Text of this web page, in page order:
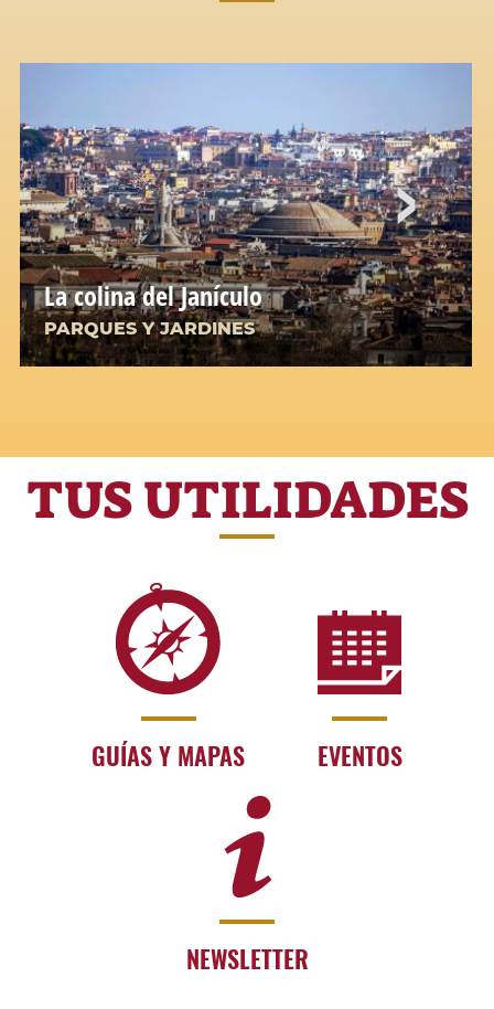
La colina del Janículo
PARQUES Y JARDINES
TUS UTILIDADES
GUÍAS Y MAPAS EVENTOS
NEWSLETTER